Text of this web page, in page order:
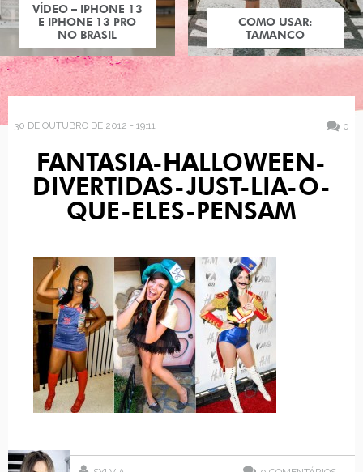
VÍDEO – IPHONE 13
E IPHONE 13 PRO
NO BRASIL
COMO USAR:
TAMANCO
30 DE OUTUBRO DE 2012 - 19:11 0
FANTASIA-HALLOWEEN-
DIVERTIDAS-JUST-LIA-O-
QUE-ELES-PENSAM